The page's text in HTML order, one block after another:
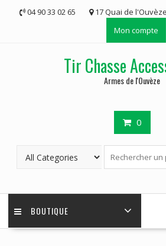
04 90 33 02 65
17 Quai de
Mon compte
Tir Chasse
Armes de l'Ouvèze
0
BOUTIQUE